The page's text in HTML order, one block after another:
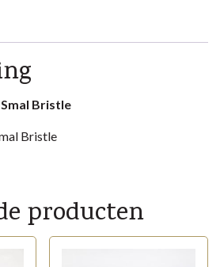
Bristle
Bristle
producten